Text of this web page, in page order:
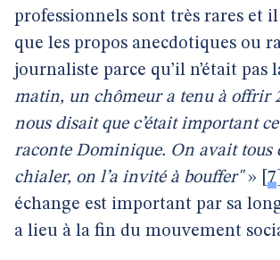
professionnels sont très rares et il
que les propos anecdotiques ou
journaliste parce qu’il n’était pas
matin, un chômeur a tenu à offrir
nous disait que c’était important
raconte Dominique. On avait tous
chialer, on l’a invité à bouffer"» 7
échange est important par sa
a lieu à la fin du mouvement